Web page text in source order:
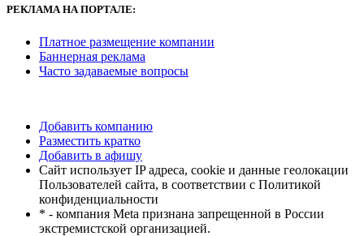
РЕКЛАМАНА ПОРТАЛЕ:
Платное размещение компании
Баннерная реклама
Часто задаваемые вопросы
Добавить компанию
Разместить кратко
Добавить в афишу
Сайт использует IP адреса, cookie и данные геолокации
Пользователей сайта, в соответствии с Политикой
конфиденциальности
* - компания Meta признана запрещенной в России
экстремистской организацией.